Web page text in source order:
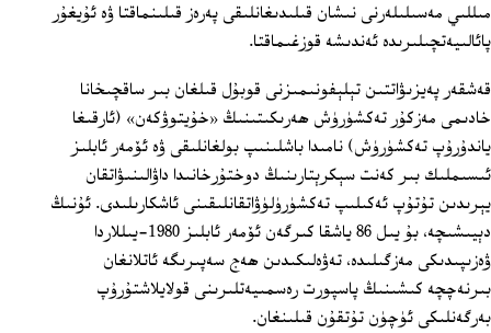
مىللىي مەسىلىلەرنى نىشان قىلىدىغانلىقى پەرەز قىلىنماقتا ۋە ئۇيغۇر
پائالىيەتچىلىرىدە ئەندىشە قوزغىماقتا.
قەشقەر پەيزىۋاتتىن تېلېفونىمىزنى قوبۇل قىلغان بىر ساقچىخانا
خادىمى مەزكۇر تەكشۈرۈش ھەرىكىتىنىڭ «خۇيتوۋكەن» (ئارقىغا
ياندۇرۇپ تەكشۈرۈش) نامىدا باشلىنىپ بولغانلىقى ۋە ئۆمەر ئابلىز
ئىسىملىك بىر كەنت سېكرېتارىنىڭ دوختۇرخانىدا داۋالىنىۋاتقان
يېرىدىن تۇتۇپ ئەكىلىپ تەكشۈرۈلۈۋاتقانلىقىنى ئاشكارىلىدى. ئۇنىڭ
دېيىشىچە، بۇ يىل 86 ياشقا كىرگەن ئۆمەر ئابلىز 1980-يىللاردا
ۋەزىپىدىكى مەزگىلىدە، تەۋەلىكىدىن ھەج سەپىرىگە ئاتلانغان
بىرنەچچە كىشىنىڭ پاسپورت رەسمىيەتلىرىنى قولايلاشتۇرۇپ
بەرگەنلىكى ئۈچۈن تۇتقۇن قىلىنغان.